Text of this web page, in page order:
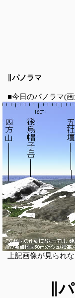
∥パノラマ
■今日のパノラマ(画
上記画像が見られな
∥